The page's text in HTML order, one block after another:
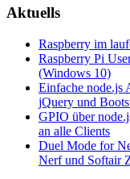
Aktuells
Raspberry im
Raspberry Pi
(Windows 10)
Einfache node.js
jQuery und
GPIO über
an alle Clients
Duel Mode for
Nerf und Softair